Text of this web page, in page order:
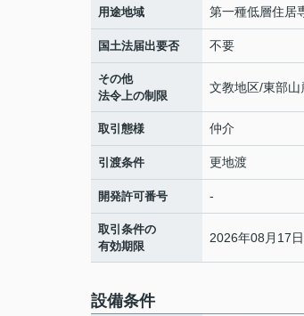
用途地域 第一種低層住居
国土法届出要否 不要
その他
法令上の制限
文教地区/東部
取引態様 仲介
引渡条件 更地渡
開発許可番号 -
取引条件の
有効期限
2026年08月17日
設備条件